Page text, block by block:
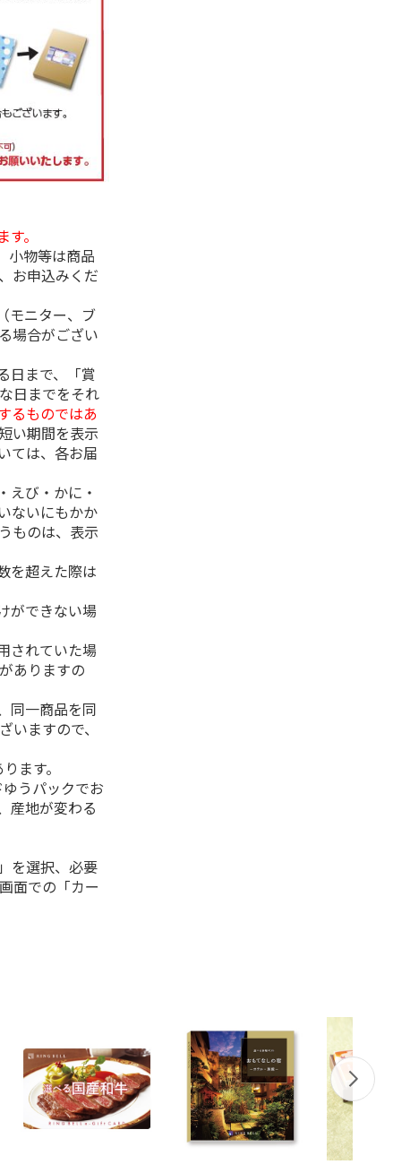
。
小物等は商品
お申込みくだ
モニター、ブ
場合がござい
日まで、「賞
日までをそれ
るものではあ
い期間を表示
ては、各お届
えび・かに・
ないにもかか
ものは、表示
を超えた際は
ができない場
されていた場
ありますの
同一商品を同
いますので、
ます。
うパックでお
産地が変わる
を選択、必要
面での「カー